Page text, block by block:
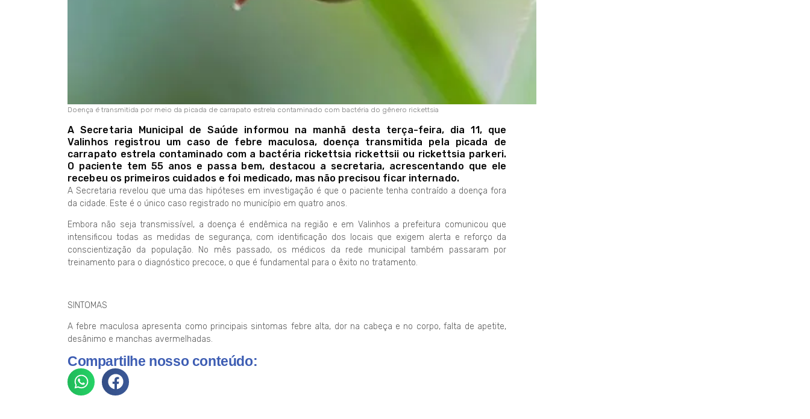
Doença é transmitida por meio da picada de carrapato estrela contaminado com bactéria do gênero rickettsia
A Secretaria Municipal de Saúde informou na manhã desta terça-feira, dia 11, que
Valinhos registrou um caso de febre maculosa, doença transmitida pela picada de
carrapato estrela contaminado com a bactéria rickettsia rickettsii ou rickettsia parkeri.
O paciente tem 55 anos e passa bem, destacou a secretaria, acrescentando que ele
recebeu os primeiros cuidados e foi medicado, mas não precisou ficar internado.
A Secretaria revelou que uma das hipóteses em investigação é que o paciente tenha contraído a doença fora
da cidade. Este é o único caso registrado no município em quatro anos.
Embora não seja transmissível, a doença é endêmica na região e em Valinhos a prefeitura comunicou que
intensificou todas as medidas de segurança, com identificação dos locais que exigem alerta e reforço da
conscientização da população. No mês passado, os médicos da rede municipal também passaram por
treinamento para o diagnóstico precoce, o que é fundamental para o êxito no tratamento.
SINTOMAS
A febre maculosa apresenta como principais sintomas febre alta, dor na cabeça e no corpo, falta de apetite,
desânimo e manchas avermelhadas.
Compartilhe nosso conteúdo: